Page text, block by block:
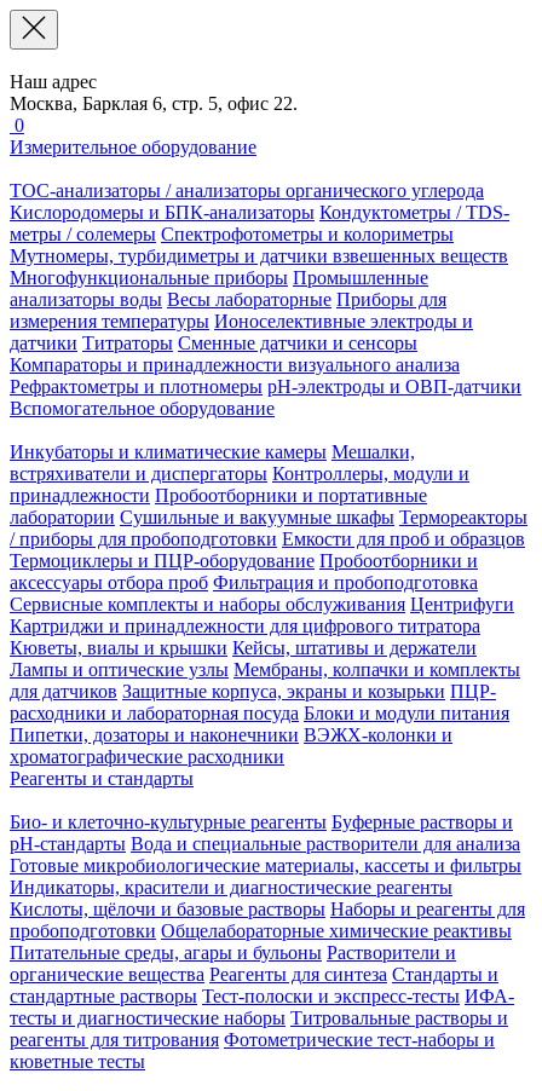
Наш адрес
Москва, Барклая 6, стр. 5, офис 22.
0
Измерительное оборудование
TOC-анализаторы / анализаторы органического углерода
Кислородомеры и БПК-анализаторы Кондуктометры / TDS-
метры / солемеры Спектрофотометры и колориметры
Мутномеры, турбидиметры и датчики взвешенных веществ
Многофункциональные приборы Промышленные
анализаторы воды Весы лабораторные Приборы для
измерения температуры Ионоселективные электроды и
датчики Титраторы Сменные датчики и сенсоры
Компараторы и принадлежности визуального анализа
Рефрактометры и плотномеры pH-электроды и ОВП-датчики
Вспомогательное оборудование
Инкубаторы и климатические камеры Мешалки,
встряхиватели и диспергаторы Контроллеры, модули и
принадлежности Пробоотборники и портативные
лаборатории Сушильные и вакуумные шкафы Термореакторы
/ приборы для пробоподготовки Емкости для проб и образцов
Термоциклеры и ПЦР-оборудование Пробоотборники и
аксессуары отбора проб Фильтрация и пробоподготовка
Сервисные комплекты и наборы обслуживания Центрифуги
Картриджи и принадлежности для цифрового титратора
Кюветы, виалы и крышки Кейсы, штативы и держатели
Лампы и оптические узлы Мембраны, колпачки и комплекты
для датчиков Защитные корпуса, экраны и козырьки ПЦР-
расходники и лабораторная посуда Блоки и модули питания
Пипетки, дозаторы и наконечники ВЭЖХ-колонки и
хроматографические расходники
Реагенты и стандарты
Био- и клеточно-культурные реагенты Буферные растворы и
pH-стандарты Вода и специальные растворители для анализа
Готовые микробиологические материалы, кассеты и фильтры
Индикаторы, красители и диагностические реагенты
Кислоты, щёлочи и базовые растворы Наборы и реагенты для
пробоподготовки Общелабораторные химические реактивы
Питательные среды, агары и бульоны Растворители и
органические вещества Реагенты для синтеза Стандарты и
стандартные растворы Тест-полоски и экспресс-тесты ИФА-
тесты и диагностические наборы Титровальные растворы и
реагенты для титрования Фотометрические тест-наборы и
кюветные тесты